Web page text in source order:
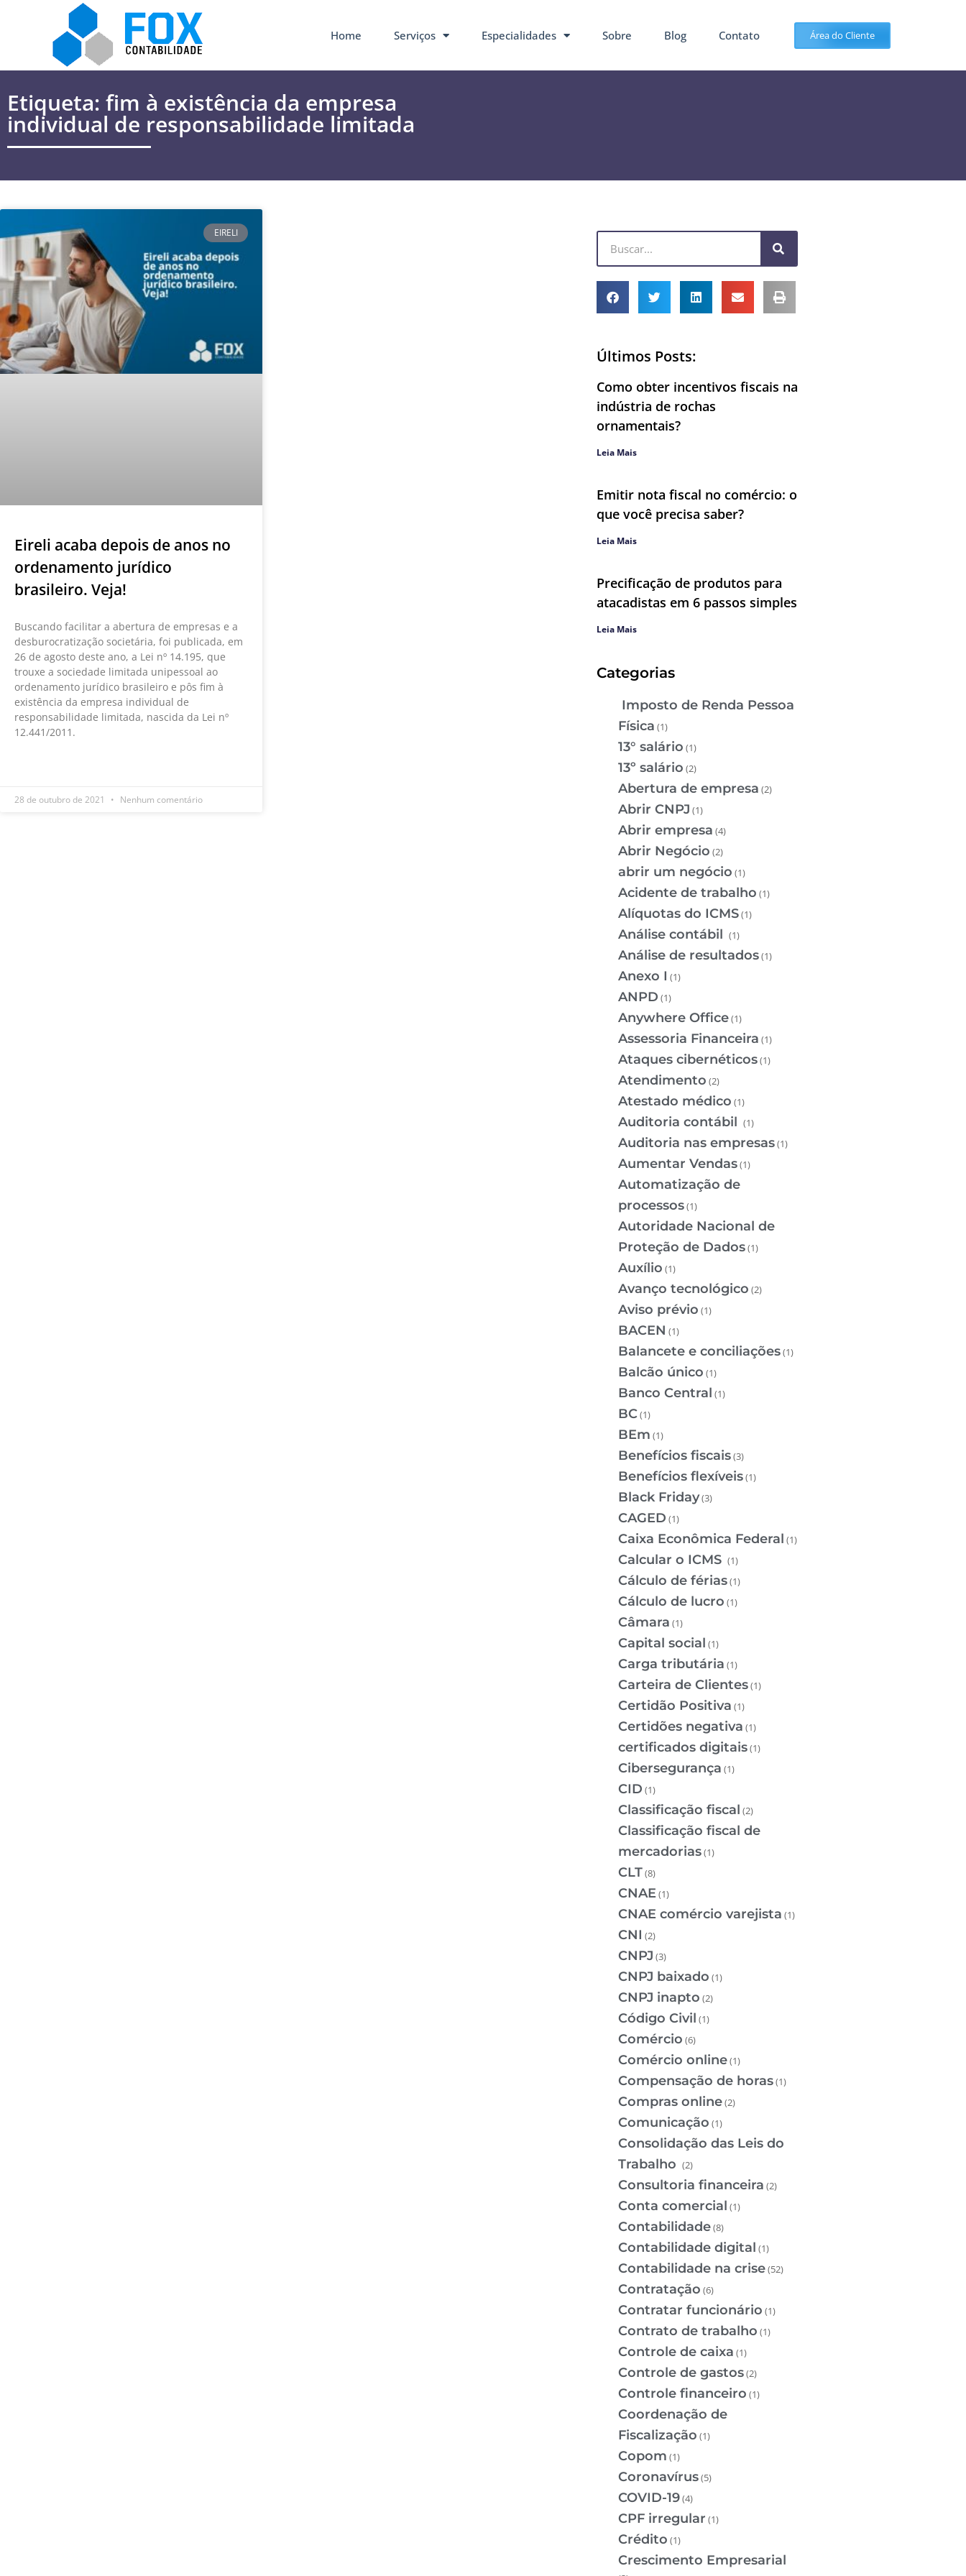
Home Serviços Especialidades Sobre Blog Contato Área do Cliente
Etiqueta: fim à existência da empresa
individual de responsabilidade limitada
EIRELI
Eireli acaba depois de anos no
ordenamento jurídico
brasileiro. Veja!
Buscando facilitar a abertura de empresas e a
desburocratização societária, foi publicada, em
26 de agosto deste ano, a Lei nº 14.195, que
trouxe a sociedade limitada unipessoal ao
ordenamento jurídico brasileiro e pôs fim à
existência da empresa individual de
responsabilidade limitada, nascida da Lei nº
12.441/2011.
28 de outubro de 2021 Nenhum comentário
Últimos Posts:
Como obter incentivos fiscais na
indústria de rochas
ornamentais?
Leia Mais
Emitir nota fiscal no comércio: o
que você precisa saber?
Leia Mais
Precificação de produtos para
atacadistas em 6 passos simples
Leia Mais
Categorias
Imposto de Renda Pessoa
Física (1)
13° salário (1)
13º salário (2)
Abertura de empresa (2)
Abrir CNPJ (1)
Abrir empresa (4)
Abrir Negócio (2)
abrir um negócio (1)
Acidente de trabalho (1)
Alíquotas do ICMS(1)
Análise contábil (1)
Análise de resultados(1)
Anexo I (1)
ANPD (1)
Anywhere Office(1)
Assessoria Financeira (1)
Ataques cibernéticos(1)
Atendimento (2)
Atestado médico (1)
Auditoria contábil (1)
Auditoria nas empresas(1)
Aumentar Vendas(1)
Automatização de
processos(1)
Autoridade Nacional de
Proteção de Dados(1)
Auxílio (1)
Avanço tecnológico (2)
Aviso prévio (1)
BACEN (1)
Balancete e conciliações(1)
Balcão único (1)
Banco Central (1)
BC(1)
BEm (1)
Benefícios fiscais(3)
Benefícios flexíveis(1)
Black Friday(3)
CAGED (1)
Caixa Econômica Federal (1)
Calcular o ICMS (1)
Cálculo de férias(1)
Cálculo de lucro (1)
Câmara (1)
Capital social (1)
Carga tributária (1)
Carteira de Clientes(1)
Certidão Positiva (1)
Certidões negativa (1)
certificados digitais(1)
Cibersegurança (1)
CID (1)
Classificação fiscal (2)
Classificação fiscal de
mercadorias(1)
CLT(8)
CNAE(1)
CNAE comércio varejista (1)
CNI (2)
CNPJ (3)
CNPJ baixado (1)
CNPJ inapto (2)
Código Civil (1)
Comércio (6)
Comércio online(1)
Compensação de horas(1)
Compras online(2)
Comunicação (1)
Consolidação das Leis do
Trabalho (2)
Consultoria financeira (2)
Conta comercial (1)
Contabilidade(8)
Contabilidade digital (1)
Contabilidade na crise(52)
Contratação (6)
Contratar funcionário (1)
Contrato de trabalho (1)
Controle de caixa (1)
Controle de gastos(2)
Controle financeiro (1)
Coordenação de
Fiscalização (1)
Copom (1)
Coronavírus(5)
COVID-19(4)
CPF irregular (1)
Crédito (1)
Crescimento Empresarial